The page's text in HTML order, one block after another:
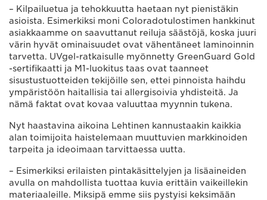
– Kilpailuetua ja tehokkuutta haetaan nyt pienistäkin
asioista. Esimerkiksi moni Coloradotulostimen hankkinut
asiakkaamme on saavuttanut reiluja säästöjä, koska juuri
värin hyvät ominaisuudet ovat vähentäneet laminoinnin
tarvetta. UVgel-ratkaisulle myönnetty GreenGuard Gold
-sertifikaatti ja M1-luokitus taas ovat taanneet
sisustustuotteiden tekijöille sen, ettei pinnoista haihdu
ympäristöön haitallisia tai allergisoivia yhdisteitä. Ja
nämä faktat ovat kovaa valuuttaa myynnin tukena.
Nyt haastavina aikoina Lehtinen kannustaakin kaikkia
alan toimijoita haistelemaan muuttuvien markkinoiden
tarpeita ja ideoimaan tarvittaessa uutta.
– Esimerkiksi erilaisten pintakäsittelyjen ja lisäaineiden
avulla on mahdollista tuottaa kuvia erittäin vaikeillekin
materiaaleille. Miksipä emme siis pystyisi keksimään